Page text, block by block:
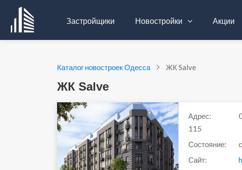
Застройщики Новостройки Акции
Каталог новостроек Одесса ЖК Salve
ЖК Salve
Адрес:
115
Состояние:
Сайт: